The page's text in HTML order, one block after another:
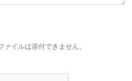
ァイルは添付できません。